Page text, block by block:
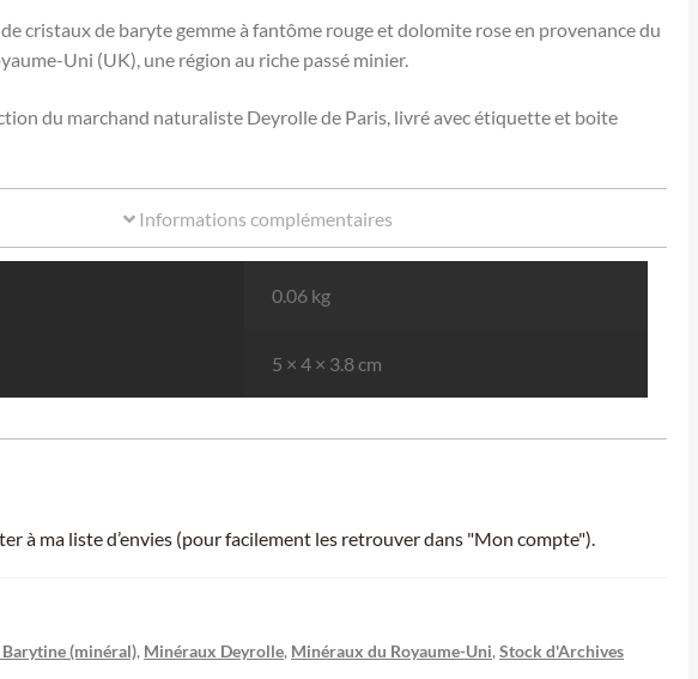
cristaux de baryte gemme à fantôme rouge et dolomite rose en provenance du
Uni (UK), une région au riche passé minier.
du marchand naturaliste Deyrolle de Paris, livré avec étiquette et boite
Informations complémentaires
0.06 kg
5 × 4 × 3.8 cm
à ma liste d’envies (pour facilement les retrouver dans "Mon compte").
Barytine (minéral), Minéraux Deyrolle, Minéraux du Royaume-Uni, Stock d'Archives